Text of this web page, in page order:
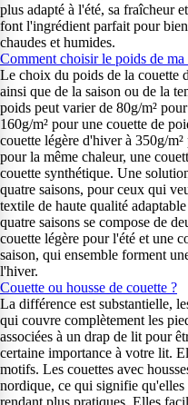
plus adapté à l'été, sa fraîcheur
font l'ingrédient parfait pour
chaudes et humides.
Comment choisir le poids de ma
Le choix du poids de la couette
ainsi que de la saison ou de la
poids peut varier de 80g/m²
160g/m² pour une couette de
couette légère d'hiver à 350g/
pour la même chaleur, une
couette synthétique. Une
quatre saisons, pour ceux qui
textile de haute qualité
quatre saisons se compose de
couette légère pour l'été et une
saison, qui ensemble forment
l'hiver.
Couette ou housse de couette ?
La différence est substantielle,
qui couvre complètement les
associées à un drap de lit pour
certaine importance à votre lit.
motifs. Les couettes avec
nordique, ce qui signifie qu'elles
rendant plus pratiques. Elles